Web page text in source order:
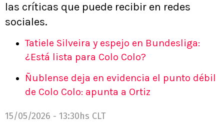
las críticas que puede recibir en redes
sociales.
Tatiele Silveira y espejo en Bundesliga:
¿Está lista para Colo Colo?
Ñublense deja en evidencia el punto débil
de Colo Colo: apunta a Ortiz
15/05/2026 - 13:30hs CLT